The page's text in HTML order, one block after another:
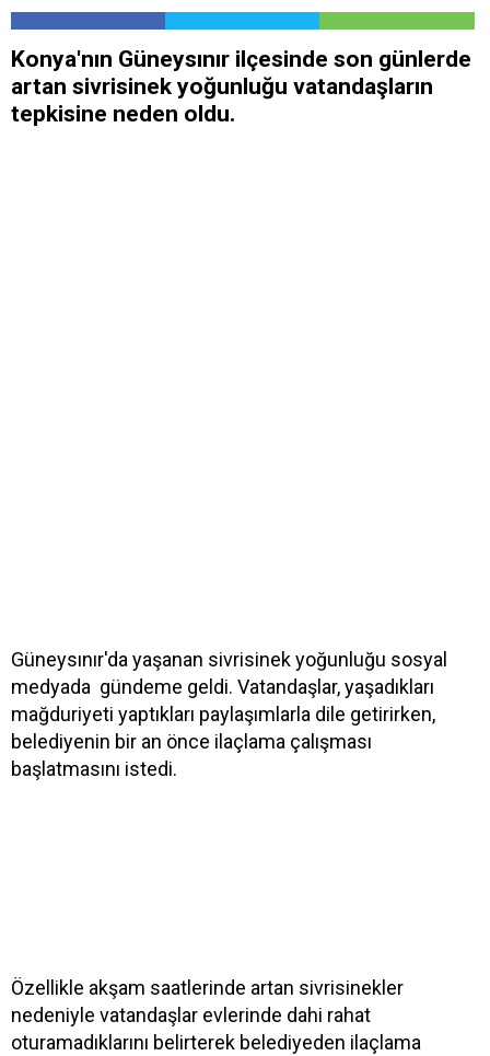
Konya'nın Güneysınır ilçesinde son günlerde
artan sivrisinek yoğunluğu vatandaşların
tepkisine neden oldu.
Güneysınır'da yaşanan sivrisinek yoğunluğu sosyal
medyada gündeme geldi. Vatandaşlar, yaşadıkları
mağduriyeti yaptıkları paylaşımlarla dile getirirken,
belediyenin bir an önce ilaçlama çalışması
başlatmasını istedi.
Özellikle akşam saatlerinde artan sivrisinekler
nedeniyle vatandaşlar evlerinde dahi rahat
oturamadıklarını belirterek belediyeden ilaçlama